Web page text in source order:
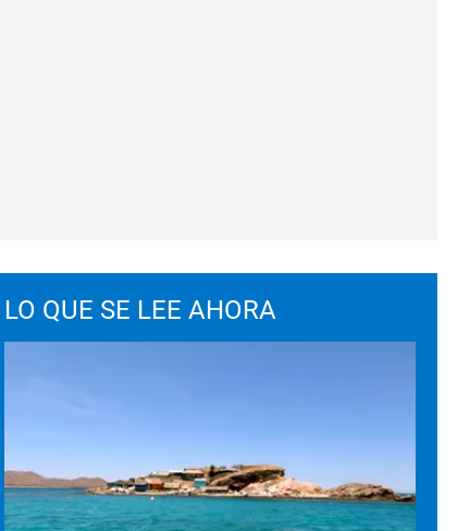
LO QUE SE LEE AHORA